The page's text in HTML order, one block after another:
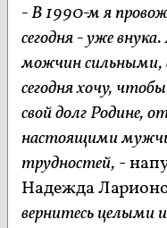
- В 1990-м я
сегодня - уже
можчин
сегодня хочу,
свой долг Родине,
настоящими
трудностей, -
Надежда
вернитесь целыми